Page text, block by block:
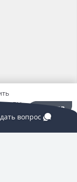
вы
Хорошо
вопрос